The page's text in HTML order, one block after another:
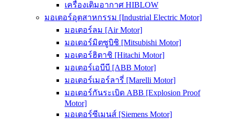
เครื่องเติมอากาศ HIBLOW
มอเตอร์อุตสาหกรรม [Industrial Electric Motor]
มอเตอร์ลม [Air Motor]
มอเตอร์มิตซูบิชิ [Mitsubishi Motor]
มอเตอร์ฮิตาชิ [Hitachi Motor]
มอเตอร์เอบีบี [ABB Motor]
มอเตอร์เมอร์ลารี่ [Marelli Motor]
มอเตอร์กันระเบิด ABB [Explosion Proof
Motor]
มอเตอร์ซีเมนส์ [Siemens Motor]